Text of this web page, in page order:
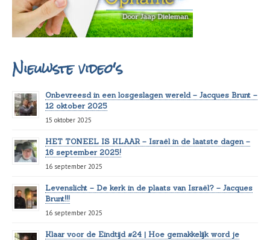
Nieuwste video's
Onbevreesd in een losgeslagen wereld – Jacques Brunt –
12 oktober 2025
15 oktober 2025
HET TONEEL IS KLAAR – Israël in de laatste dagen –
16 september 2025!
16 september 2025
Levenslicht – De kerk in de plaats van Israël? – Jacques
Brunt!!!
16 september 2025
Klaar voor de Eindtijd #24 | Hoe gemakkelijk word je